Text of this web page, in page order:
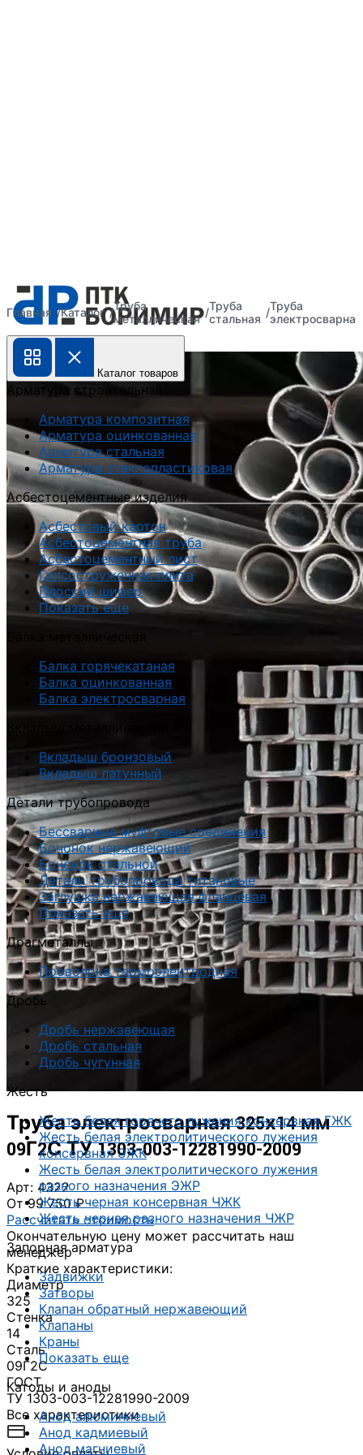
Каталог товаров
Арматура строительная
Арматура композитная
Арматура оцинкованная
Арматура стальная
Арматура стеклопластиковая
Асбестоцементные изделия
Асбестовый картон
Асбестоцементная труба
Асбестоцементный лист
Гипсостружечная плита
Плоский шифер
Показать еще
Балка горячекатаная
Балка оцинкованная
Балка электросварная
Вкладыш бронзовый
Вкладыш латунный
Детали трубопровода
Бессварные муфтовые соединения
Бочонок нержавеющий
Бочонок стальной
Детали трубопровода титановые
Заглушка нержавеющая фланцевая
Показать еще
Драгметаллы
Проволока термоэлектродная
Дробь
Дробь нержавеющая
Дробь стальная
Дробь чугунная
Жесть
Жесть белая горячего лужения консервная ГЖК
Жесть белая электролитического лужения
консервная ЭЖК
Жесть белая электролитического лужения
разного назначения ЭЖР
Жесть черная консервная ЧЖК
Жесть черная разного назначения ЧЖР
Запорная арматура
Задвижки
Затворы
Клапан обратный нержавеющий
Клапаны
Краны
Показать еще
Катоды и аноды
Анод алюминиевый
Анод кадмиевый
Анод магниевый
Главная Каталог
Труба
металлическая
Труба
стальная
Труба
электросварная
Труба электросварная 325х14 мм
09Г2С ТУ 1303-003-12281990-2009
Арт: 4322
От 99 750 ₽
Рассчитать стоимость
Окончательную цену может рассчитать наш
менеджер
Краткие характеристики:
Диаметр
325
Стенка
14
Сталь
09Г2С
ГОСТ
ТУ 1303-003-12281990-2009
Все характеристики